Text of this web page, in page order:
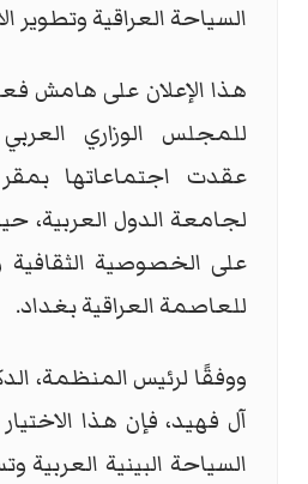
السياحة العراقية وتطوير
للمجلس الوزاري
عقدت اجتماعاتها بمقر
لجامعة الدول
على الخصوصية الثقافية
للعاصمة العراقية بغداد.
ووفقًا لرئيس المنظمة،
آل فهيد، فإن هذا
السياحة البينية العربية